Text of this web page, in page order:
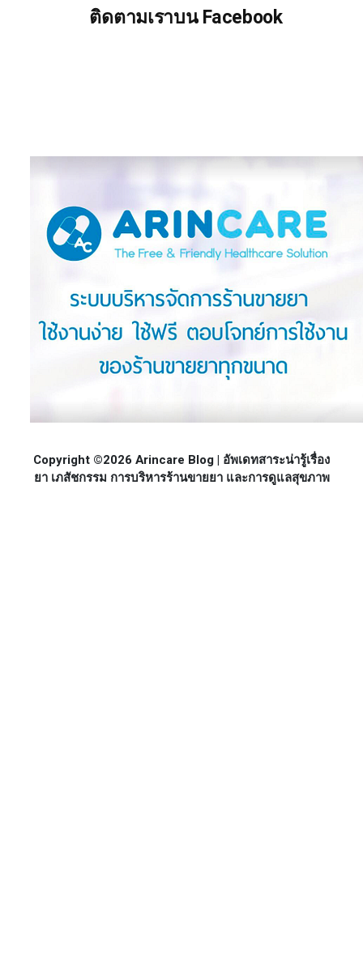
ติดตามเราบน Facebook
Copyright ©2026 Arincare Blog | อัพเดทสาระน่ารู้เรื่อง
ยา เภสัชกรรม การบริหารร้านขายยา และการดูแลสุขภาพ